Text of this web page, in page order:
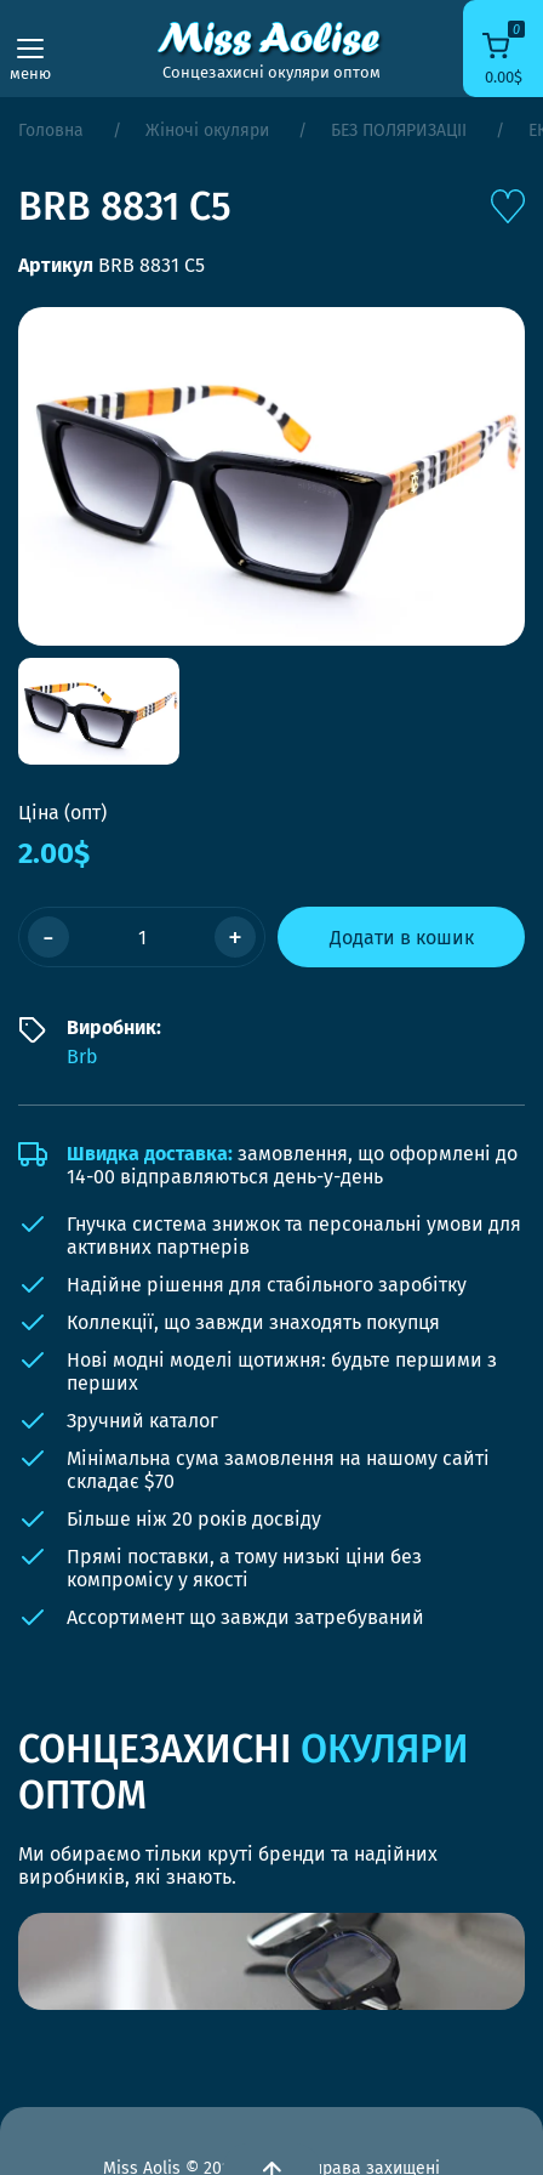
меню Сонцезахисні окуляри оптом
0
0.00$
Головна Жіночі окуляри БЕЗ ПОЛЯРИЗАЦІЇ
BRB 8831 C5
Артикул BRB 8831 C5
Ціна (опт)
2.00$
- + Додати в кошик
Виробник:
Brb
Швидка доставка: замовлення, що оформлені до
14-00 відправляються день-у-день
Гнучка система знижок та персональні умови для
активних партнерів
Надійне рішення для стабільного заробітку
Коллекції, що завжди знаходять покупця
Нові модні моделі щотижня: будьте першими з
перших
Зручний каталог
Мінімальна сума замовлення на нашому сайті
складає $70
Більше ніж 20 років досвіду
Прямі поставки, а тому низькі ціни без
компромісу у якості
Ассортимент що завжди затребуваний
СОНЦЕЗАХИСНІ ОКУЛЯРИ
ОПТОМ
Ми обираємо тільки круті бренди та надійних
виробників, які знають.
Miss Aolis © 2012-2026 Всі права захищені